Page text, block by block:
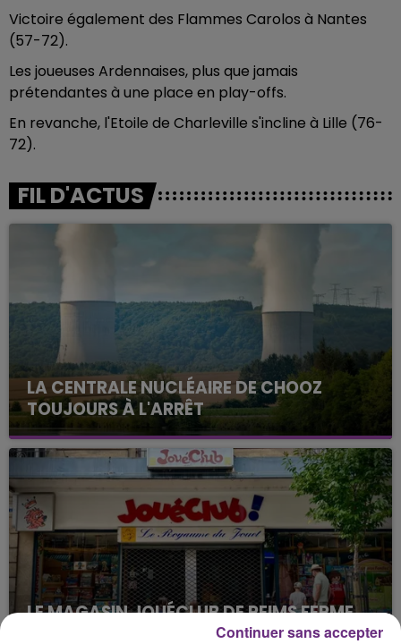
Victoire également des Flammes Carolos à Nantes
(57-72).
Les joueuses Ardennaises, plus que jamais
prétendantes à une place en play-offs.
En revanche, l'Etoile de Charleville s'incline à Lille (76-
72).
FIL D'ACTUS
LA CENTRALE NUCLÉAIRE DE CHOOZ
TOUJOURS À L'ARRÊT
Cela fait déjà une semaine que la centrale
nucléaire ardennaise est à l'arrêt. Une situation
justifiée par la sécheresse intense qui est toujours
présente.
LE MAGASIN JOUÉCLUB DE REIMS FERME
Continuer sans accepter